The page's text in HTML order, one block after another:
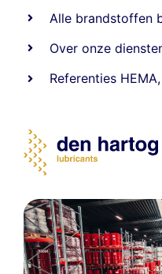
Alle brandstoffen
Over onze
Referenties HEMA,